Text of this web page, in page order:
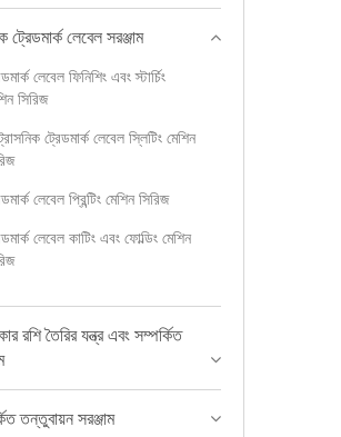
ট্রেডমার্ক লেবেল সরঞ্জাম
লেবেল ফিনিশিং এবং স্টার্চিং
সিরিজ
ট্রেডমার্ক লেবেল স্লিটিং মেশিন
লেবেল প্রিন্টিং মেশিন সিরিজ
লেবেল কাটিং এবং ফোল্ডিং মেশিন
রশি তৈরির যন্ত্র এবং সম্পর্কিত
তন্তুবায়ন সরঞ্জাম